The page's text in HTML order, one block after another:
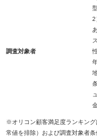
2
調査対象者
※オリコン顧客満足度ランキン
常値を排除）および調査対象者